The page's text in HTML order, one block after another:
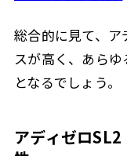
総合的に見て、
スが高く、あら
となるでしょう。
アディゼロ